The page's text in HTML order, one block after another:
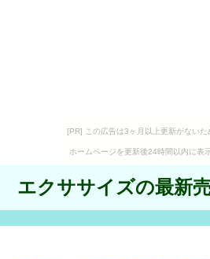
[PR] この広告は3ヶ月以上更新がないた
ホームページを更新後24時間以内に表
エクササイズの最新